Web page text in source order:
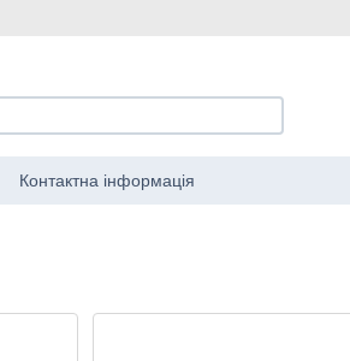
Контактна інформація